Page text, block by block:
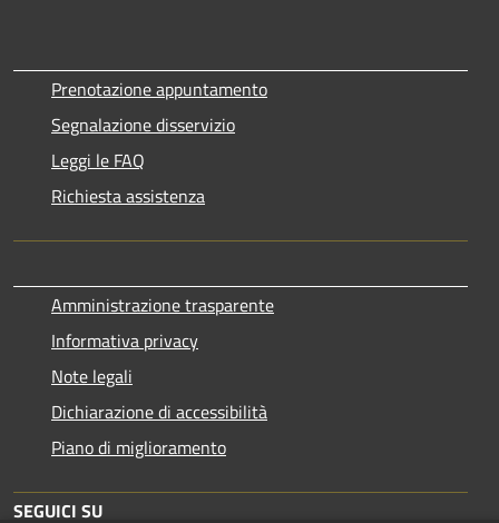
Prenotazione appuntamento
Segnalazione disservizio
Leggi le FAQ
Richiesta assistenza
Amministrazione trasparente
Informativa privacy
Note legali
Dichiarazione di accessibilità
Piano di miglioramento
SEGUICI SU